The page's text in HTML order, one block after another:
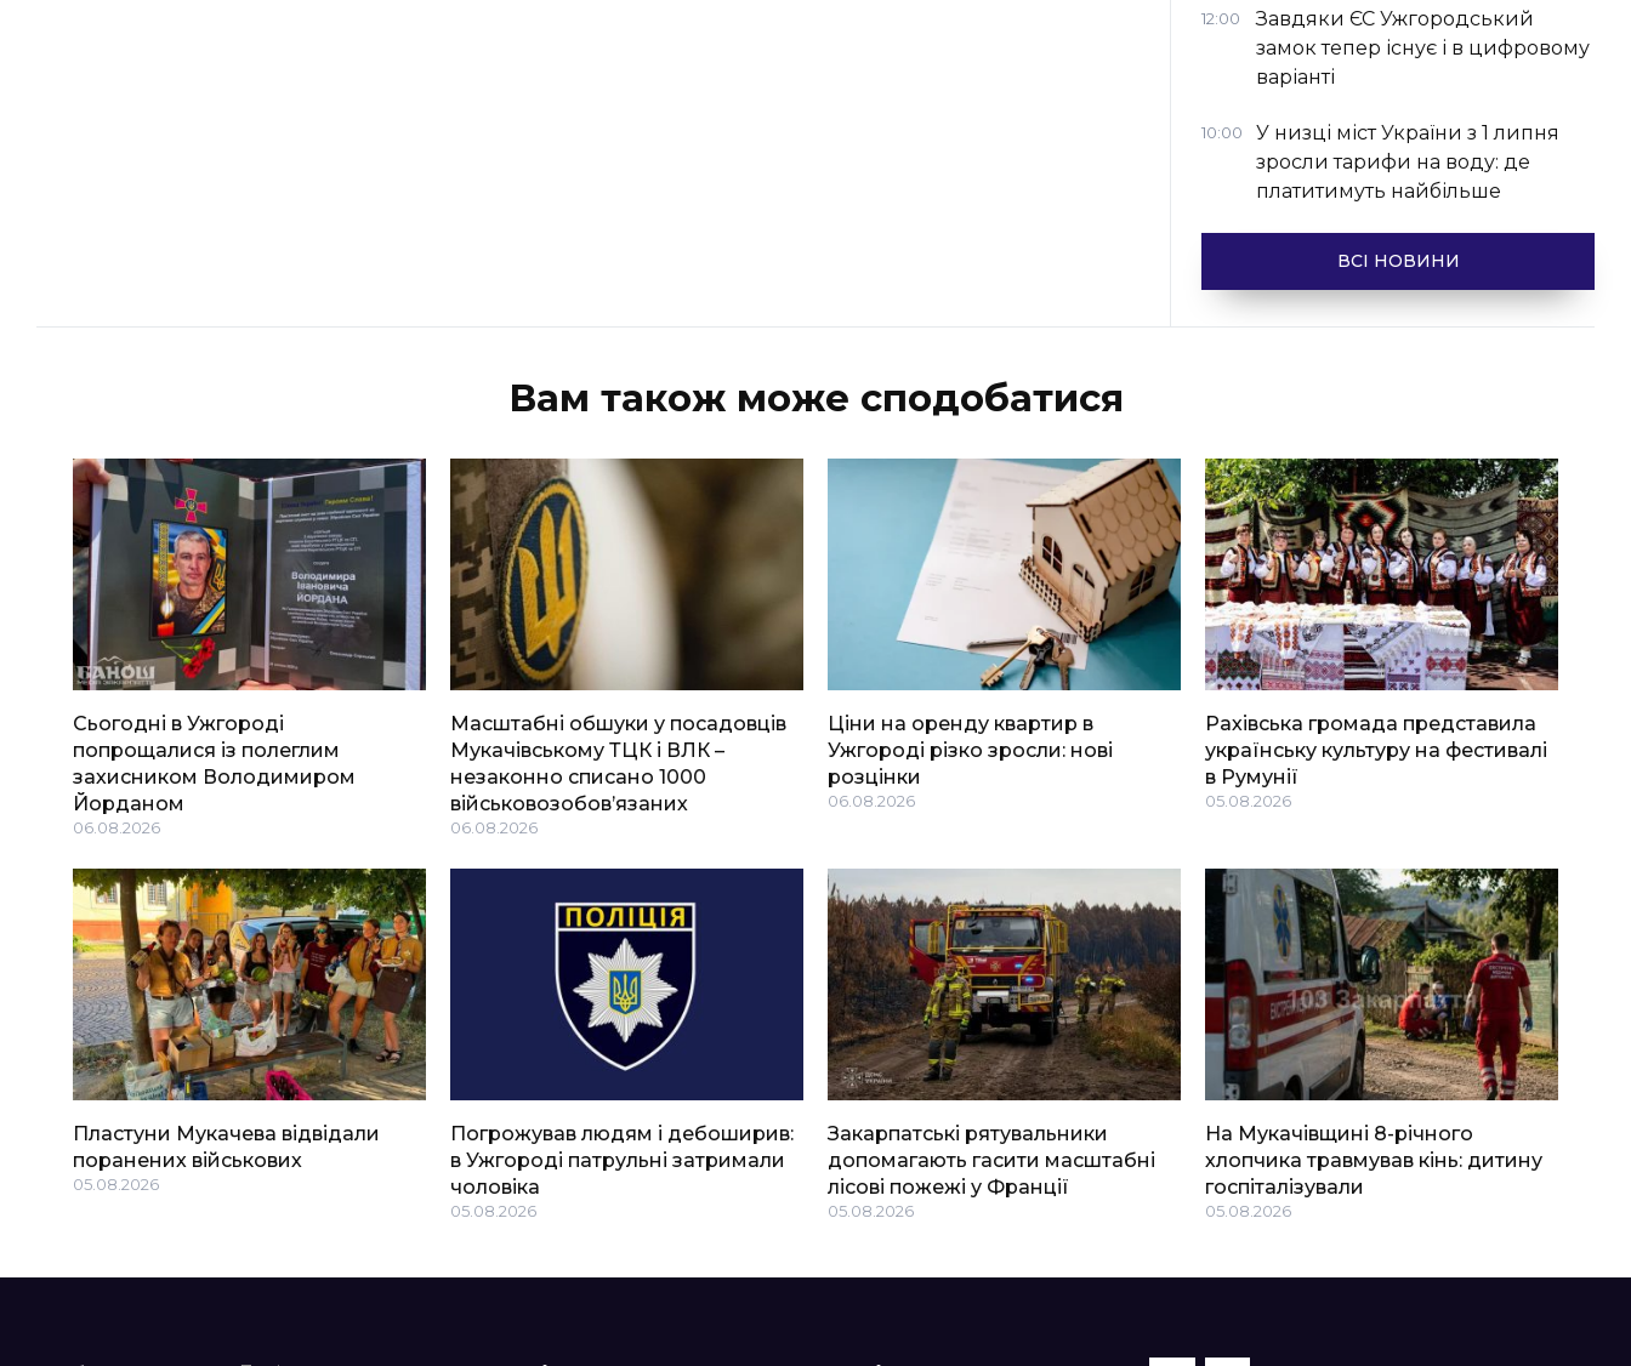
12:00
Завдяки ЄС Ужгородський
замок тепер існує і в цифровому
варіанті
10:00
У низці міст України з 1 липня
зросли тарифи на воду: де
платитимуть найбільше
ВСІ НОВИНИ
Вам також може сподобатися
Сьогодні в Ужгороді
попрощалися із полеглим
захисником Володимиром
Йорданом
06.08.2026
Масштабні обшуки у посадовців
Мукачівському ТЦК і ВЛК –
незаконно списано 1000
військовозобов’язаних
06.08.2026
Ціни на оренду квартир в
Ужгороді різко зросли: нові
розцінки
06.08.2026
Рахівська громада представила
українську культуру на фестивалі
в Румунії
05.08.2026
Пластуни Мукачева відвідали
поранених військових
05.08.2026
Погрожував людям і дебоширив:
в Ужгороді патрульні затримали
чоловіка
05.08.2026
Закарпатські рятувальники
допомагають гасити масштабні
лісові пожежі у Франції
05.08.2026
На Мукачівщині 8-річного
хлопчика травмував кінь: дитину
госпіталізували
05.08.2026